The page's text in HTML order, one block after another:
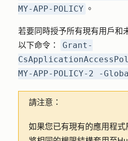
MY-APP-POLICY 。
若要同時授予所有現有用戶和
以下命令：
Grant-
MY-APP-POLICY-2 -
請注意：
如果您已有現有的應用程式